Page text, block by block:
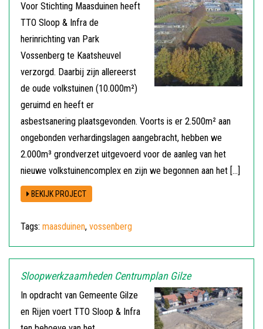
Voor Stichting Maasduinen heeft
TTO Sloop & Infra de
herinrichting van Park
Vossenberg te Kaatsheuvel
verzorgd. Daarbij zijn allereerst
de oude volkstuinen (10.000m²)
geruimd en heeft er
asbestsanering plaatsgevonden. Voorts is er 2.500m² aan
ongebonden verhardingslagen aangebracht, hebben we
2.000m³ grondverzet uitgevoerd voor de aanleg van het
nieuwe volkstuinencomplex en zijn we begonnen aan het […]
BEKIJK PROJECT
Tags: maasduinen, vossenberg
Sloopwerkzaamheden Centrumplan Gilze
In opdracht van Gemeente Gilze
en Rijen voert TTO Sloop & Infra